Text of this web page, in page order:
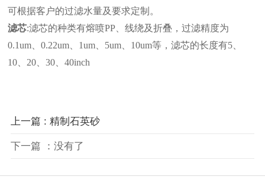
可根据客户的过滤水量及要求定制。
滤芯:滤芯的种类有熔喷PP、线绕及折叠，过滤精度为
0.1um、0.22um、1um、5um、10um等，滤芯的长度有5、
10、20、30、40inch
上一篇 : 精制石英砂
下一篇 ：没有了